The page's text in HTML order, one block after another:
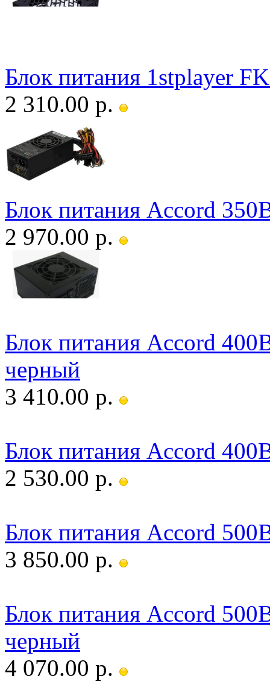
Блок питания 1stplayer
2 310.00 р.
Блок питания Accord
2 970.00 р.
Блок питания Accord
черный
3 410.00 р.
Блок питания Accord
2 530.00 р.
Блок питания Accord
3 850.00 р.
Блок питания Accord
черный
4 070.00 р.